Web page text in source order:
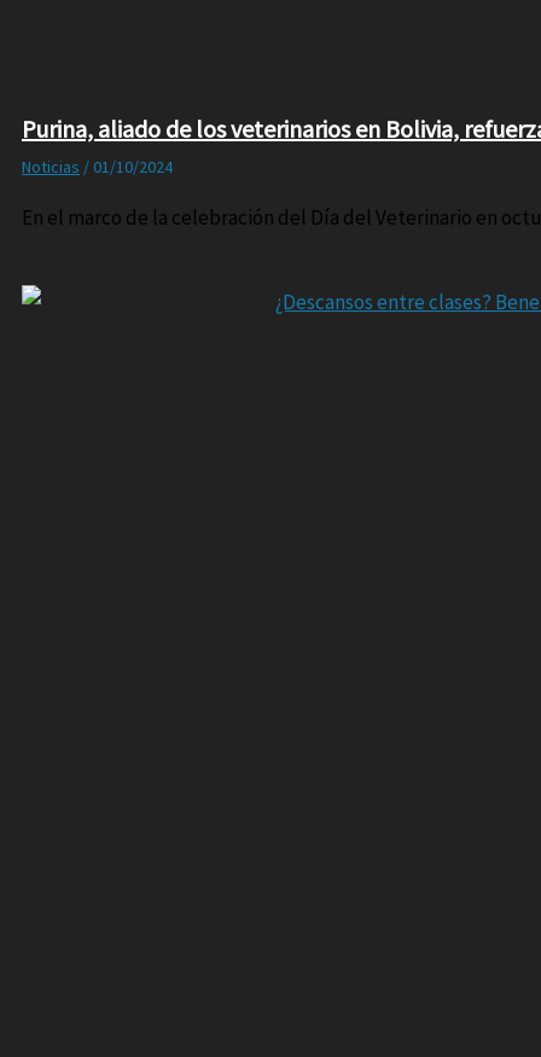
Purina, aliado de los veterinarios en Bolivia,
Noticias / 01/10/2024
En el marco de la celebración del Día del Veterinario en